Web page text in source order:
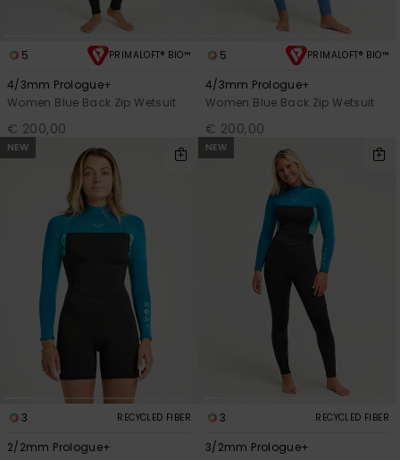
5 PRIMALOFT® BIO™
4/3mm Prologue+
Women Blue Back Zip Wetsuit
€ 200,00
5 PRIMALOFT® BIO™
4/3mm Prologue+
Women Blue Back Zip Wetsuit
€ 200,00
NEW
3 RECYCLED FIBER
2/2mm Prologue+
NEW
3 RECYCLED FIBER
3/2mm Prologue+